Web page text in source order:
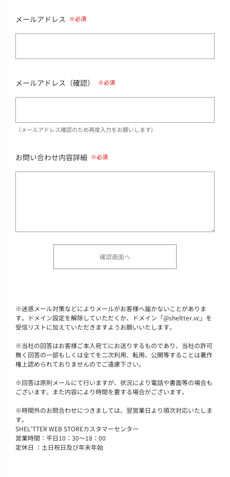
メールアドレス
メールアドレス（確認）
（メールアドレス確認のため再度入力をお願いします)
お問い合わせ内容詳細
※迷惑メール対策などによりメールがお客様へ届かないことがありま
す。ドメイン設定を解除していただくか、ドメイン「@sheltter.vc」を
受信リストに加えていただきますようお願いいたします。
※当社の回答はお客様ご本人宛てにお送りするものであり、当社の許可
無く回答の一部もしくは全てを二次利用、転用、公開等することは著作
権上認められておりませんのでご遠慮下さい。
※回答は原則メールにて行いますが、状況により電話や書面等の場合も
ございます。また内容により時間を要する場合がございます。
※時間外のお問合わせにつきましては、翌営業日より順次対応いたしま
す。
SHEL'TTER WEB STOREカスタマーセンター
営業時間：平日10：30～18：00
定休日 ：土日祝日及び年末年始